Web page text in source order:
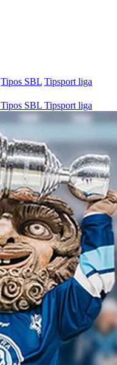
Tipos SBL Tipsport liga
Tipos SBL Tipsport liga